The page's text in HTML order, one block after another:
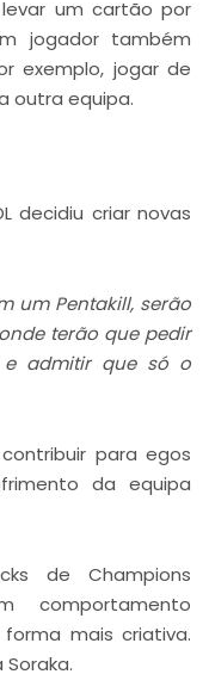
um cartão por
jogador também
exemplo, jogar de
outra equipa.
decidiu criar novas
um Pentakill, serão
terão que pedir
e admitir que só o
para egos
da equipa
de Champions
comportamento
mais criativa.